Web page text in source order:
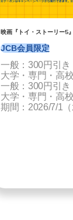
映画『トイ・ストーリー5
JCB会員限定
一般：300円引き
大学・専門・高
一般：300円引き
大学・専門・高
期間：2026/7/1（